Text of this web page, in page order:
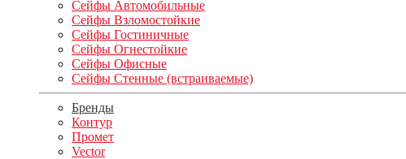
Сейфы Автомобильные
Сейфы Взломостойкие
Сейфы Гостиничные
Сейфы Огнестойкие
Сейфы Офисные
Сейфы Стенные (встраиваемые)
Бренды
Контур
Промет
Vector